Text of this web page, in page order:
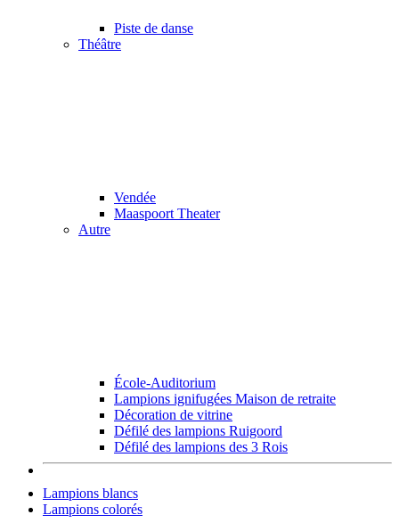
Piste de danse
Théâtre
Vendée
Maaspoort Theater
Autre
École-Auditorium
Lampions ignifugées Maison de retraite
Décoration de vitrine
Défilé des lampions Ruigoord
Défilé des lampions des 3 Rois
Lampions blancs
Lampions colorés